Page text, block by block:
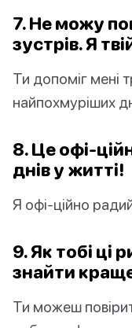
7. Не можу
зустрів. Я
Ти допоміг мені
найпохмуріших
8. Це офі-
днів у житті!
Я офі-ційно
9. Як тобі
знайти
Ти можеш